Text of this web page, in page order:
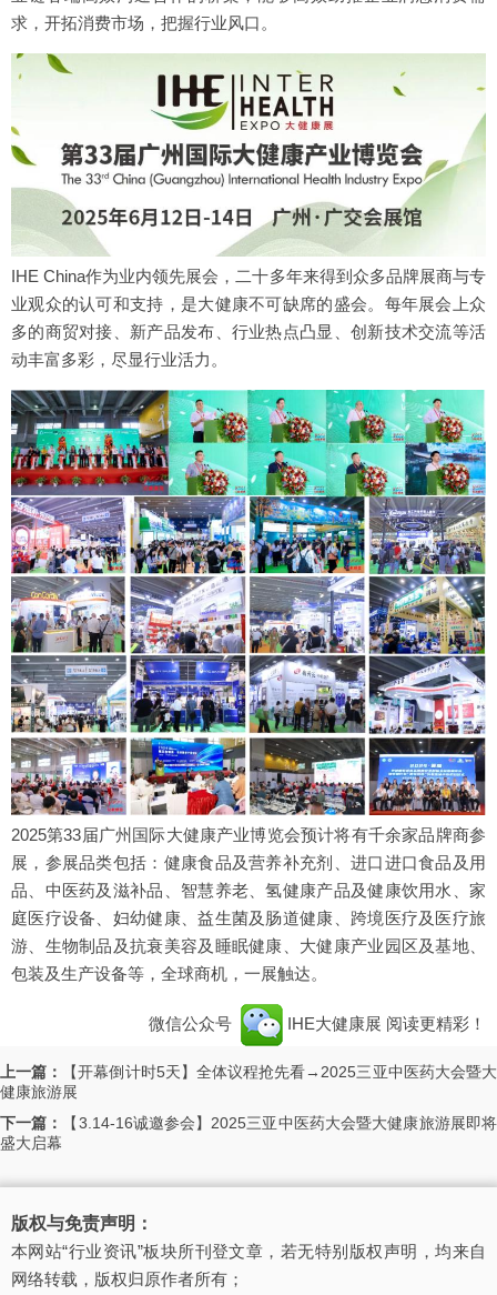
求，开拓消费市场，把握行业风口。
IHE China作为业内领先展会，二十多年来得到众多品牌展商与专
业观众的认可和支持，是大健康不可缺席的盛会。每年展会上众
多的商贸对接、新产品发布、行业热点凸显、创新技术交流等活
动丰富多彩，尽显行业活力。
2025第33届广州国际大健康产业博览会预计将有千余家品牌商参
展，参展品类包括：健康食品及营养补充剂、进口进口食品及用
品、中医药及滋补品、智慧养老、氢健康产品及健康饮用水、家
庭医疗设备、妇幼健康、益生菌及肠道健康、跨境医疗及医疗旅
游、生物制品及抗衰美容及睡眠健康、大健康产业园区及基地、
包装及生产设备等，全球商机，一展触达。
微信公众号 IHE大健康展 阅读更精彩！
上一篇：
【开幕倒计时5天】全体议程抢先看→2025三亚中医药大会暨大
健康旅游展
下一篇：
【3.14-16诚邀参会】2025三亚中医药大会暨大健康旅游展即将
盛大启幕
版权与免责声明：
本网站“行业资讯”板块所刊登文章，若无特别版权声明，均来自
网络转载，版权归原作者所有；